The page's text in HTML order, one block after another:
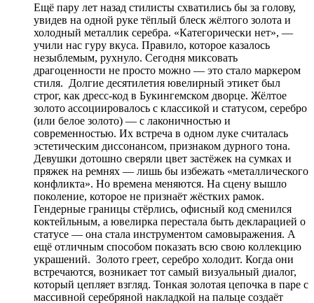
Ещё пару лет назад стилисты схватились бы за голову,
увидев на одной руке тёплый блеск жёлтого золота и
холодный металлик серебра. «Категорически нет», —
учили нас гуру вкуса. Правило, которое казалось
незыблемым, рухнуло. Сегодня миксовать
драгоценности не просто можно — это стало маркером
стиля. Долгие десятилетия ювелирный этикет был
строг, как дресс-код в Букингемском дворце. Жёлтое
золото ассоциировалось с классикой и статусом, серебро
(или белое золото) — с лаконичностью и
современностью. Их встреча в одном луке считалась
эстетическим диссонансом, признаком дурного тона.
Девушки дотошно сверяли цвет застёжек на сумках и
пряжек на ремнях — лишь бы избежать «металлического
конфликта». Но времена меняются. На сцену вышло
поколение, которое не признаёт жёстких рамок.
Гендерные границы стёрлись, офисный код сменился
коктейльным, а ювелирка перестала быть декларацией о
статусе — она стала инструментом самовыражения. А
ещё отличным способом показать всю свою коллекцию
украшений. Золото греет, серебро холодит. Когда они
встречаются, возникает тот самый визуальный диалог,
который цепляет взгляд. Тонкая золотая цепочка в паре с
массивной серебряной накладкой на пальце создаёт